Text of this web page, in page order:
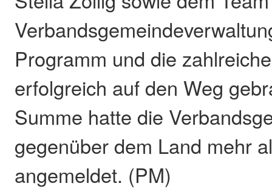
Programm und die
erfolgreich auf den Weg
Summe hatte die
gegenüber dem Land mehr
angemeldet. (PM)